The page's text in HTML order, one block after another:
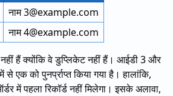
नाम 3@example.com
नाम 4@example.com
हैं क्योंकि वे डुप्लिकेट नहीं हैं। आईडी 3 और
एक को पुनर्प्राप्त किया गया है। हालांकि,
में पहला रिकॉर्ड नहीं मिलेगा। इसके अलावा,